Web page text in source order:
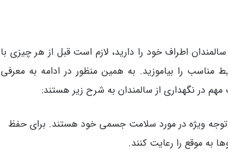
اطراف خود را دارید، لازم است قبل از هر چیزی با
مناسب را بیاموزید. به همین منظور در ادامه به معرفی
در نگهداری از سالمندان به شرح زیر هستند:
توجه ویژه در مورد سلامت جسمی خود هستند. برای حفظ
به موقع را رعایت کنند.